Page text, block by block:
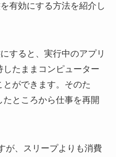
有効にする方法を紹介し
すると、実行中のアプリ
たままコンピューター
ができます。そのた
ところから仕事を再開
が、スリープよりも消費